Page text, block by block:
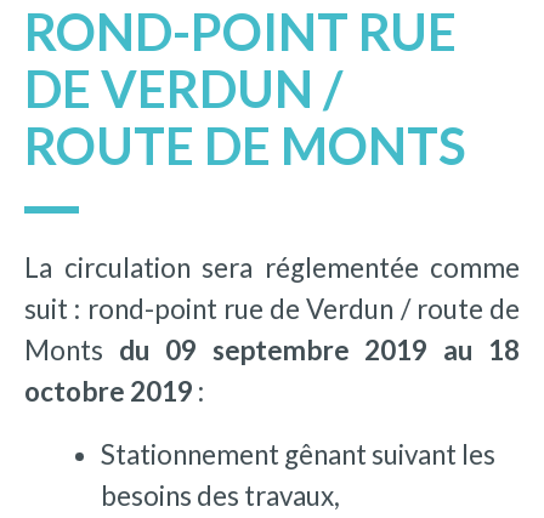
ROND-POINT RUE
DE VERDUN /
ROUTE DE MONTS
La circulation sera réglementée comme
suit : rond-point rue de Verdun / route de
Monts du 09 septembre 2019 au 18
octobre 2019 :
Stationnement gênant suivant les
besoins des travaux,